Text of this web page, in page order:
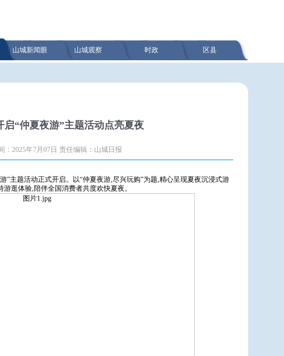
山城新闻眼 山城观察 时政 区县
启“仲夏夜游”主题活动点亮夏夜
：2025年7月07日 责任编辑：山城日报
”主题活动正式开启。以“仲夏夜游,尽兴玩购”为题,精心呈现夏夜沉浸式游
逛体验,陪伴全国消费者共度欢快夏夜。